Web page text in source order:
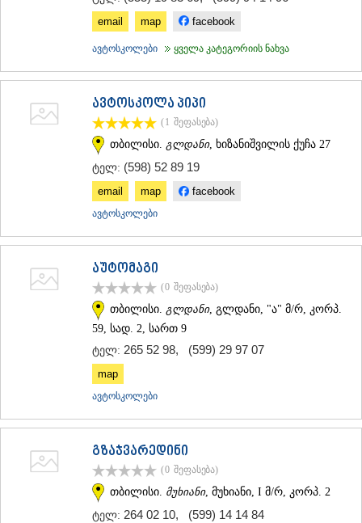
email map facebook
ავტოსკოლები ყველა კატეგორიის ნახვა
ავტოსკოლა პიპი
(1 შეფასება)
თბილისი. გლდანი, ხიზანიშვილის ქუჩა 27
ტელ: (598) 52 89 19
email map facebook
ავტოსკოლები
აუტომაგი
(0 შეფასება)
თბილისი. გლდანი, გლდანი, "ა" მ/რ, კორპ.
59, სად. 2, სართ 9
ტელ: 265 52 98, (599) 29 97 07
map
ავტოსკოლები
გზაჯვარედინი
(0 შეფასება)
თბილისი. მუხიანი, მუხიანი, I მ/რ, კორპ. 2
ტელ: 264 02 10, (599) 14 14 84